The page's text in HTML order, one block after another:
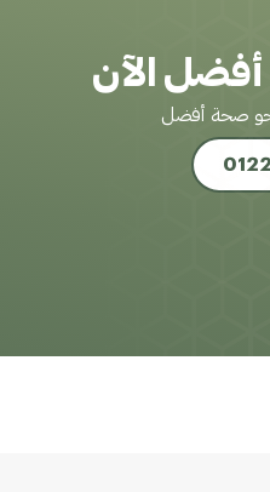
أفضل الآن
نحو صحة أفضل